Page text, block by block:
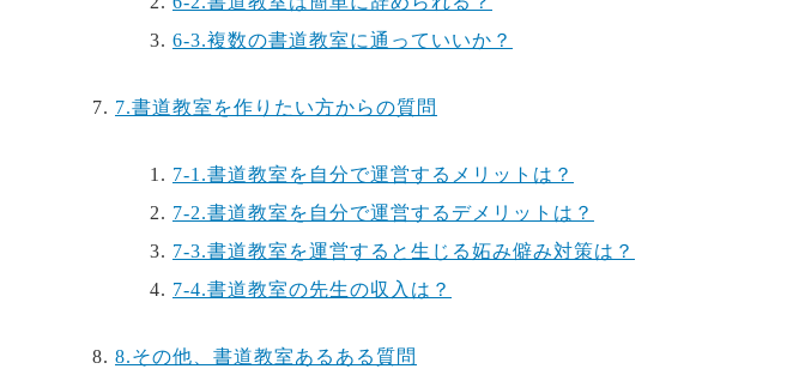
6-3.複数の書道教室に通っていいか？
7.書道教室を作りたい方からの質問
7-1.書道教室を自分で運営するメリットは？
7-2.書道教室を自分で運営するデメリットは？
7-3.書道教室を運営すると生じる妬み僻み対策は？
7-4.書道教室の先生の収入は？
8.その他、書道教室あるある質問